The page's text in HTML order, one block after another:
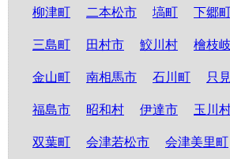
柳津町 二本松市 塙町 下郷
三島町 田村市 鮫川村 檜枝
金山町 南相馬市 石川町 只
福島市 昭和村 伊達市 玉川
双葉町 会津若松市 会津美里町